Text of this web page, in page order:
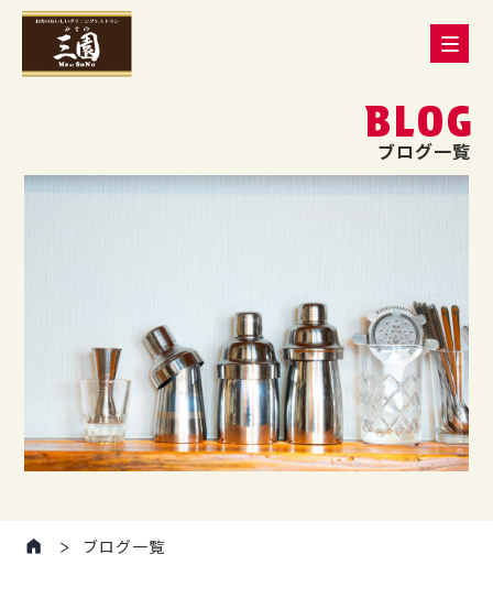
BLOG
ブログ一覧
ブログ一覧